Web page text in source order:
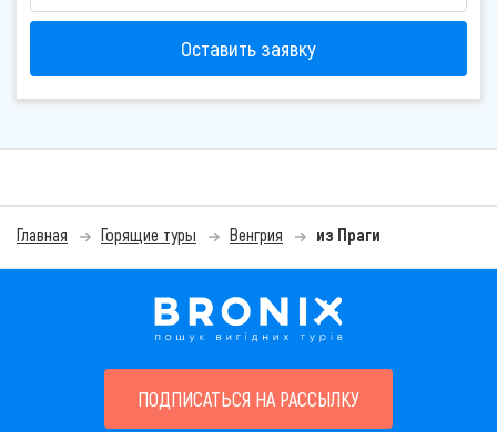
Оставить заявку
Главная Горящие туры Венгрия из Праги
ПОДПИСАТЬСЯ НА РАССЫЛКУ